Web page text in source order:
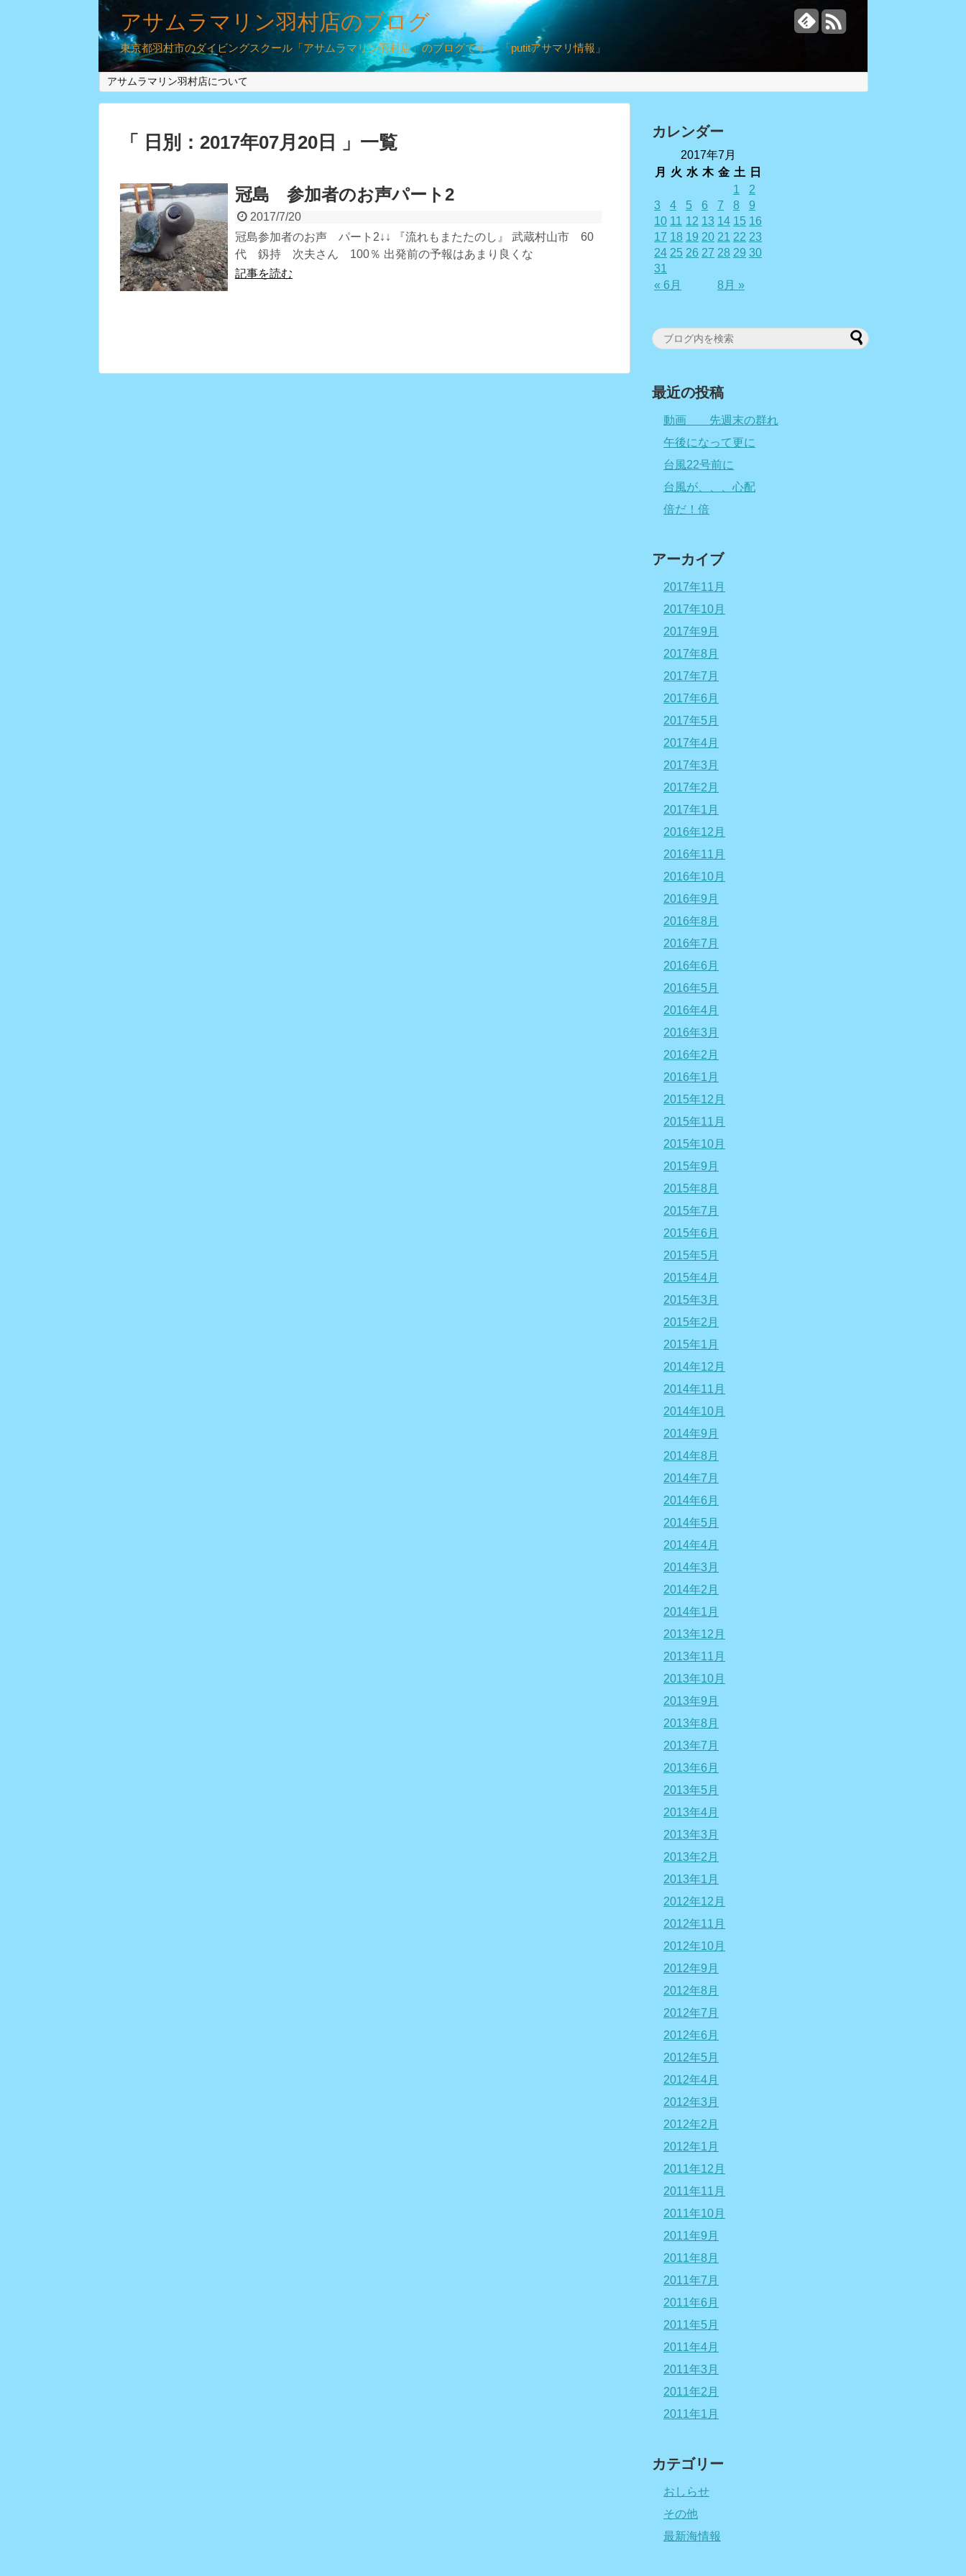
アサムラマリン羽村店のブログ
東京都羽村市のダイビングスクール「アサムラマリン羽村店」のブログです。 「putitアサマリ情報」
アサムラマリン羽村店について
「 日別：2017年07月20日 」一覧
冠島 参加者のお声パート2
2017/7/20
冠島参加者のお声 パート2↓↓ 『流れもまたたのし』 武蔵村山市 60
代 釼持 次夫さん 100％ 出発前の予報はあまり良くな
記事を読む
カレンダー
2017年7月
月
火 水 木 金 土 日
« 6月 8月 »
1
2
3
4 5 6 7 8
9
10 11 12 13 14 15 16
17 18 19 20 21 22 23
24 25 26 27 28 29 30
31
最近の投稿
動画 先週末の群れ
午後になって更に
台風22号前に
台風が、、、心配
倍だ！倍
アーカイブ
2017年11月
2017年10月
2017年9月
2017年8月
2017年7月
2017年6月
2017年5月
2017年4月
2017年3月
2017年2月
2017年1月
2016年12月
2016年11月
2016年10月
2016年9月
2016年8月
2016年7月
2016年6月
2016年5月
2016年4月
2016年3月
2016年2月
2016年1月
2015年12月
2015年11月
2015年10月
2015年9月
2015年8月
2015年7月
2015年6月
2015年5月
2015年4月
2015年3月
2015年2月
2015年1月
2014年12月
2014年11月
2014年10月
2014年9月
2014年8月
2014年7月
2014年6月
2014年5月
2014年4月
2014年3月
2014年2月
2014年1月
2013年12月
2013年11月
2013年10月
2013年9月
2013年8月
2013年7月
2013年6月
2013年5月
2013年4月
2013年3月
2013年2月
2013年1月
2012年12月
2012年11月
2012年10月
2012年9月
2012年8月
2012年7月
2012年6月
2012年5月
2012年4月
2012年3月
2012年2月
2012年1月
2011年12月
2011年11月
2011年10月
2011年9月
2011年8月
2011年7月
2011年6月
2011年5月
2011年4月
2011年3月
2011年2月
2011年1月
カテゴリー
おしらせ
その他
最新海情報